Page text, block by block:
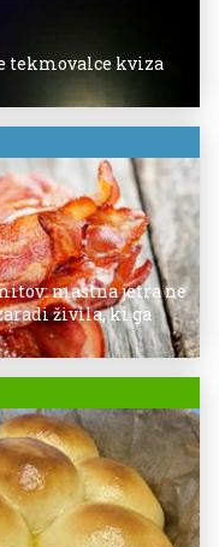
tekmovalce kviza
mastna jetra ne
živila, ki ga